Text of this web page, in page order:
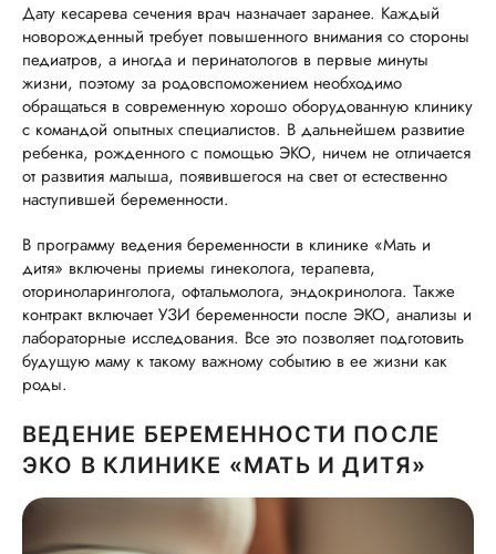
Дату кесарева сечения врач назначает заранее. Каждый
новорожденный требует повышенного внимания со стороны
педиатров, а иногда и перинатологов в первые минуты
жизни, поэтому за родовспоможением необходимо
обращаться в современную хорошо оборудованную клинику
с командой опытных специалистов. В дальнейшем развитие
ребенка, рожденного с помощью ЭКО, ничем не отличается
от развития малыша, появившегося на свет от естественно
наступившей беременности.
В программу ведения беременности в клинике «Мать и
дитя» включены приемы гинеколога, терапевта,
оториноларинголога, офтальмолога, эндокринолога. Также
контракт включает УЗИ беременности после ЭКО, анализы и
лабораторные исследования. Все это позволяет подготовить
будущую маму к такому важному событию в ее жизни как
роды.
ВЕДЕНИЕ БЕРЕМЕННОСТИ ПОСЛЕ
ЭКО В КЛИНИКЕ «МАТЬ И ДИТЯ»